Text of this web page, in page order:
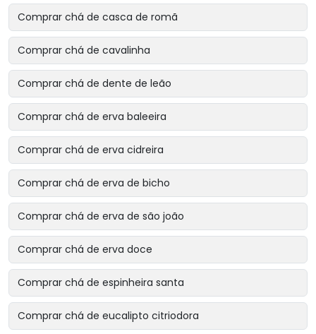
Comprar chá de casca de romã
Comprar chá de cavalinha
Comprar chá de dente de leão
Comprar chá de erva baleeira
Comprar chá de erva cidreira
Comprar chá de erva de bicho
Comprar chá de erva de são joão
Comprar chá de erva doce
Comprar chá de espinheira santa
Comprar chá de eucalipto citriodora